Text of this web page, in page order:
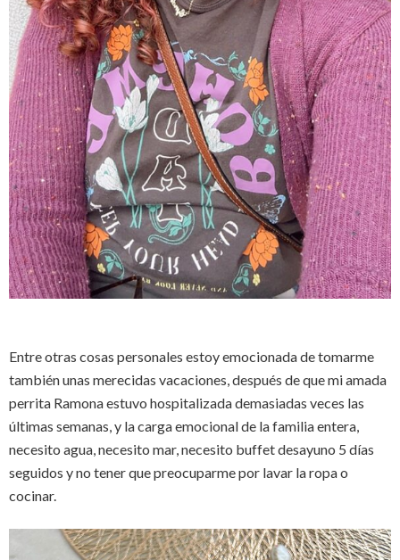
Entre otras cosas personales estoy emocionada de tomarme
también unas merecidas vacaciones, después de que mi amada
perrita Ramona estuvo hospitalizada demasiadas veces las
últimas semanas, y la carga emocional de la familia entera,
necesito agua, necesito mar, necesito buffet desayuno 5 días
seguidos y no tener que preocuparme por lavar la ropa o
cocinar.